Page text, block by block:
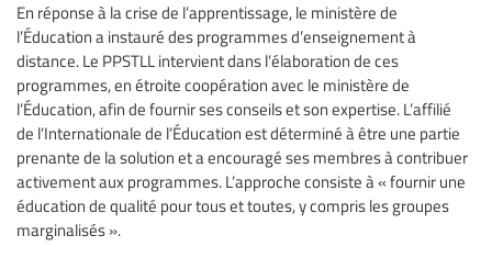
En réponse à la crise de l’apprentissage, le ministère de
l’Éducation a instauré des programmes d’enseignement à
distance. Le PPSTLL intervient dans l’élaboration de ces
programmes, en étroite coopération avec le ministère de
l’Éducation, afin de fournir ses conseils et son expertise. L’affilié
de l’Internationale de l’Éducation est déterminé à être une partie
prenante de la solution et a encouragé ses membres à contribuer
activement aux programmes. L’approche consiste à « fournir une
éducation de qualité pour tous et toutes, y compris les groupes
marginalisés ».